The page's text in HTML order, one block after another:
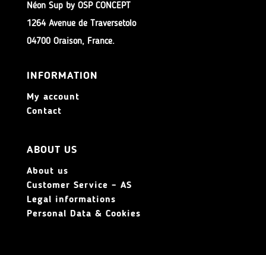
Néon Sup by OSP CONCEPT
1264 Avenue de Traversetolo
04700 Oraison, France.
INFORMATION
My account
Contact
ABOUT US
About us
Customer Service – AS
Legal informations
Personal Data & Cookies